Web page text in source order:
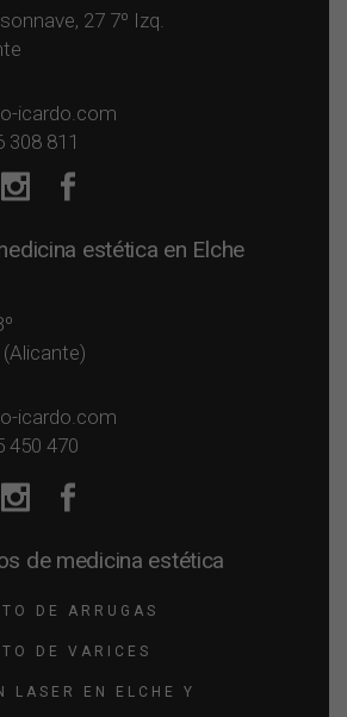
27 7º Izq.
icardo.com
308 811
estética en Elche
icardo.com
450 470
de medicina estética
DE ARRUGAS
DE VARICES
LASER EN ELCHE Y